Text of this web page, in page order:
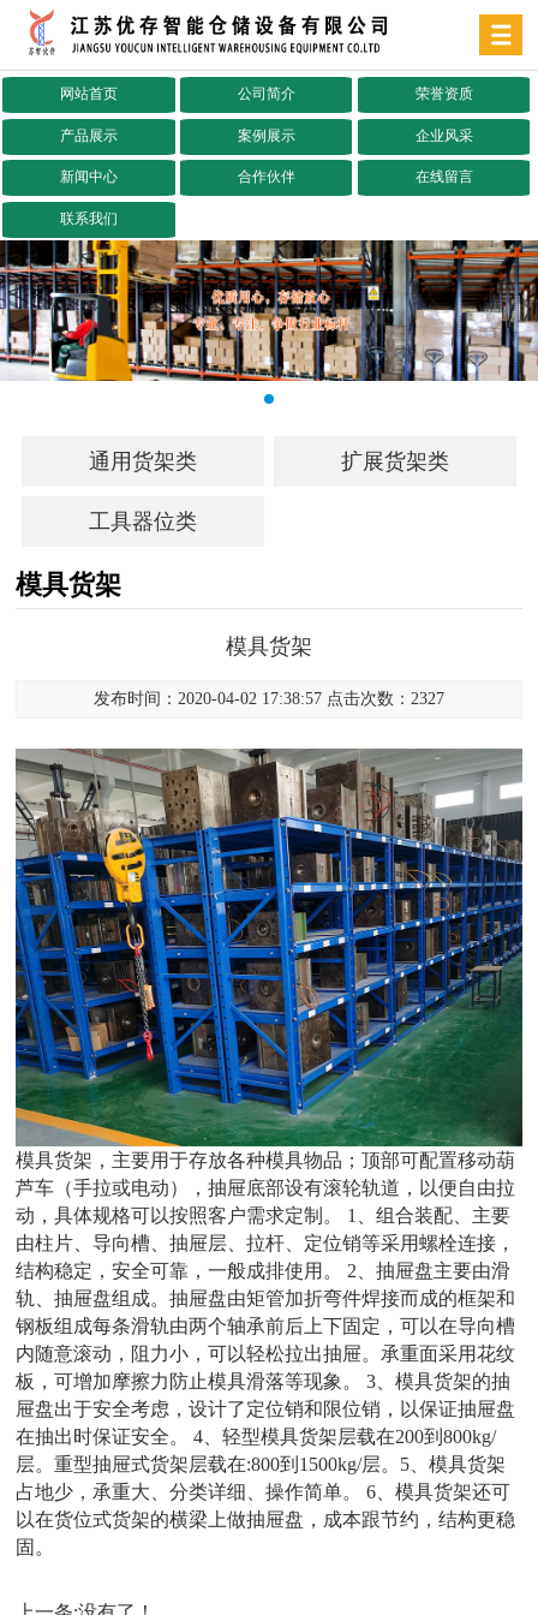
网站首页 公司简介 荣誉资质
产品展示 案例展示 企业风采
新闻中心 合作伙伴 在线留言
联系我们
通用货架类 扩展货架类
工具器位类
模具货架
模具货架
发布时间：2020-04-02 17:38:57 点击次数：2327
模具货架，主要用于存放各种模具物品；顶部可配置移动葫
芦车（手拉或电动），抽屉底部设有滚轮轨道，以便自由拉
动，具体规格可以按照客户需求定制。 1、组合装配、主要
由柱片、导向槽、抽屉层、拉杆、定位销等采用螺栓连接，
结构稳定，安全可靠，一般成排使用。 2、抽屉盘主要由滑
轨、抽屉盘组成。抽屉盘由矩管加折弯件焊接而成的框架和
钢板组成每条滑轨由两个轴承前后上下固定，可以在导向槽
内随意滚动，阻力小，可以轻松拉出抽屉。承重面采用花纹
板，可增加摩擦力防止模具滑落等现象。 3、模具货架的抽
屉盘出于安全考虑，设计了定位销和限位销，以保证抽屉盘
在抽出时保证安全。 4、轻型模具货架层载在200到800kg/
层。重型抽屉式货架层载在:800到1500kg/层。5、模具货架
占地少，承重大、分类详细、操作简单。 6、模具货架还可
以在货位式货架的横梁上做抽屉盘，成本跟节约，结构更稳
固。